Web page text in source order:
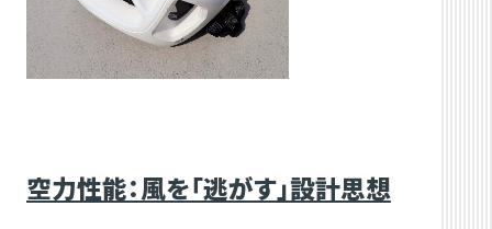
空力性能：風を「逃がす」設計思想